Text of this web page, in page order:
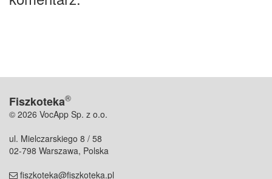
Fiszkoteka®
© 2026 VocApp Sp. z o.o.
ul. Mielczarskiego 8 / 58
02-798 Warszawa, Polska
fiszkoteka@fiszkoteka.pl